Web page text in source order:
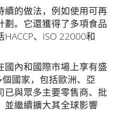
續的做法，例如使用可再
劃。它還獲得了多項食品
、ISO 22000和
國內和國際市場上享有盛
國家，包括歐洲、亞
已與眾多主要零售商、批
並繼續擴大其全球影響